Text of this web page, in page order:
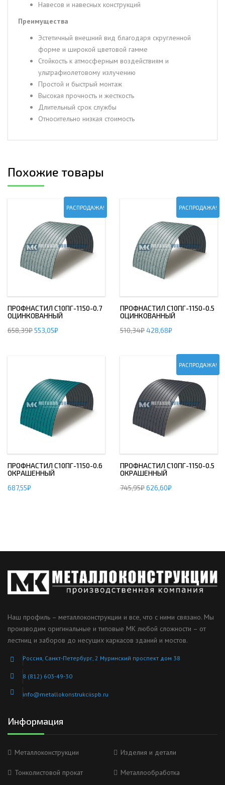
Навесов и навесных конструкций
Преимущества
Эстетичный внешний вид благодаря скругленной
форме и широкой цветовой гамме
Стойкость к атмосферным воздействиям и
ультрафиолетовому излучению
Простой и быстрый монтаж
Высокая прочность и жесткость
Длительный срок службы
Относительно низкая стоимость
Похожие товары
РАСПРОДАЖА!
ПРОФНАСТИЛ С10ПГ-1150-0.7
ОЦИНКОВАННЫЙ
658,39₽553,05₽
РАСПРОДАЖА!
ПРОФНАСТИЛ С10ПГ-1150-0.5
ОЦИНКОВАННЫЙ
510,34₽428,68₽
ПРОФНАСТИЛ С10ПГ-1150-0.6
ОКРАШЕННЫЙ
687,55₽
РАСПРОДАЖА!
ПРОФНАСТИЛ С10ПГ-1150-0.5
ОКРАШЕННЫЙ
745,95₽626,60₽
Наш профиль – металлоконструкции и все, что с ними связано. Мы
производим оригинальные и типовые МК любой сложности – от
лестниц и заборов до несущих каркасов зданий и мостов.
Россия, Санкт-Петербург, 2 Муринский проспект дом 38
8 (812) 603-49-30
info@metallokonstrukciispb.ru
Информация
Металлоконструкции Изделия и детали
Тонколистовой прокат Металлообработка